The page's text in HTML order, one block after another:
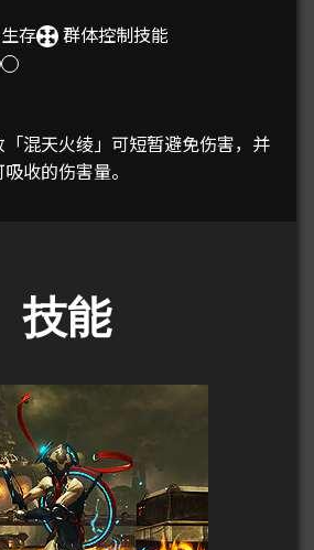
生存
群体控制技能
混天火绫」可短暂避免伤害，并
收的伤害量。
技能